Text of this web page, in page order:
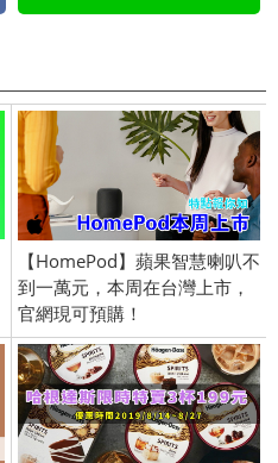
【HomePod】蘋果智慧喇叭不
到一萬元，本周在台灣上市，
官網現可預購！